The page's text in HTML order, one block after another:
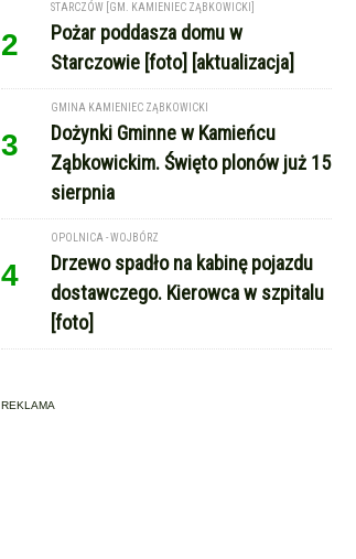
2
STARCZÓW [GM. KAMIENIEC ZĄBKOWICKI]
Pożar poddasza domu w
Starczowie [foto] [aktualizacja]
3
GMINA KAMIENIEC ZĄBKOWICKI
Dożynki Gminne w Kamieńcu
Ząbkowickim. Święto plonów już 15
sierpnia
4
OPOLNICA - WOJBÓRZ
Drzewo spadło na kabinę pojazdu
dostawczego. Kierowca w szpitalu
[foto]
REKLAMA